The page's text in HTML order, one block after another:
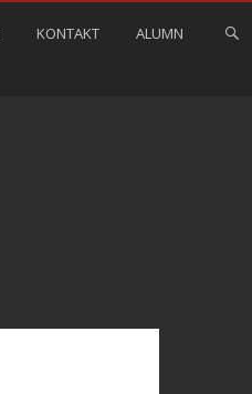
KONTAKT ALUMN